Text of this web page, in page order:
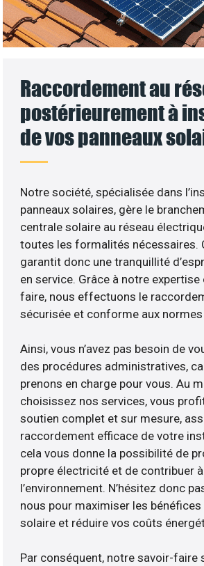
Raccordement au
postérieurement à
de vos panneaux
Notre société, spécialisée dans
panneaux solaires, gère le
centrale solaire au réseau
toutes les formalités nécessaires.
garantit donc une tranquillité
en service. Grâce à notre
faire, nous effectuons le
sécurisée et conforme aux
Ainsi, vous n’avez pas besoin de
des procédures administratives,
prenons en charge pour vous. Au
choisissez nos services, vous
soutien complet et sur mesure,
raccordement efficace de votre
cela vous donne la possibilité de
propre électricité et de contribuer
l’environnement. N’hésitez donc
nous pour maximiser les bénéfices
solaire et réduire vos coûts
Par conséquent, notre savoir-faire